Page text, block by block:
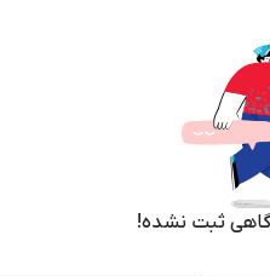
ثبت نشده!